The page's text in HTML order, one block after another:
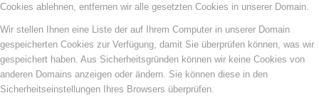
Cookies ablehnen, entfernen wir alle gesetzten Cookies in unserer Domain.
Wir stellen Ihnen eine Liste der auf Ihrem Computer in unserer Domain
gespeicherten Cookies zur Verfügung, damit Sie überprüfen können, was wir
gespeichert haben. Aus Sicherheitsgründen können wir keine Cookies von
anderen Domains anzeigen oder ändern. Sie können diese in den
Sicherheitseinstellungen Ihres Browsers überprüfen.